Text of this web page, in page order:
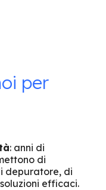
per
: anni di
di
depuratore, di
efficaci.